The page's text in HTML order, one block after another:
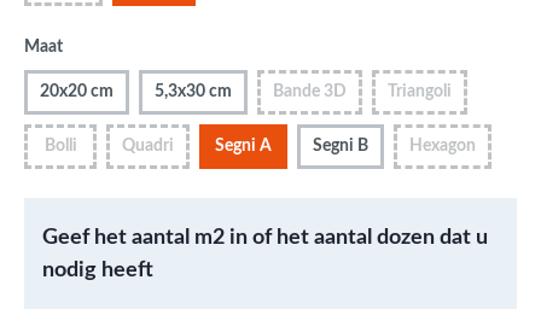
Maat
20x20 cm 5,3x30 cm Bande 3D Triangoli
Bolli Quadri Segni A Segni B Hexagon
Geef het aantal m2 in of het aantal dozen dat u
nodig heeft